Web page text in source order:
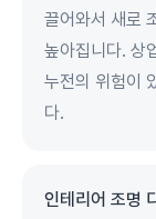
끌어와서 새로
높아집니다. 상
누전의 위험이
다.
인테리어 조명